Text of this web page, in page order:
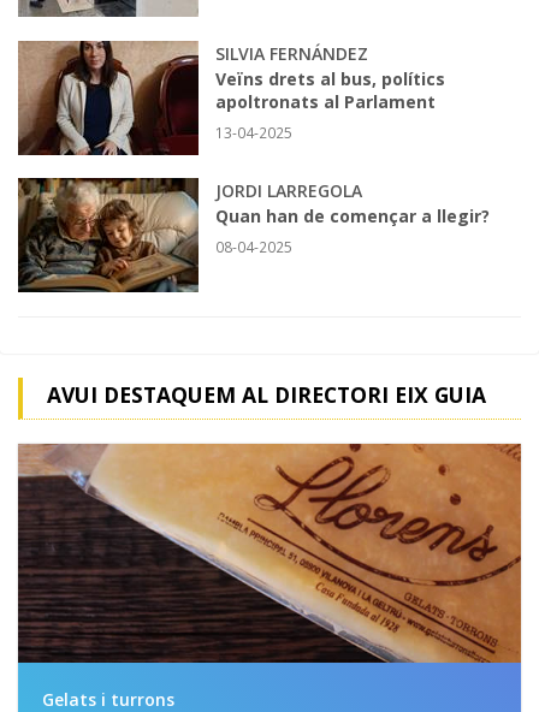
SILVIA FERNÁNDEZ
Veïns drets al bus, polítics
apoltronats al Parlament
13-04-2025
JORDI LARREGOLA
Quan han de començar a llegir?
08-04-2025
AVUI DESTAQUEM AL DIRECTORI EIX GUIA
Gelats i turrons